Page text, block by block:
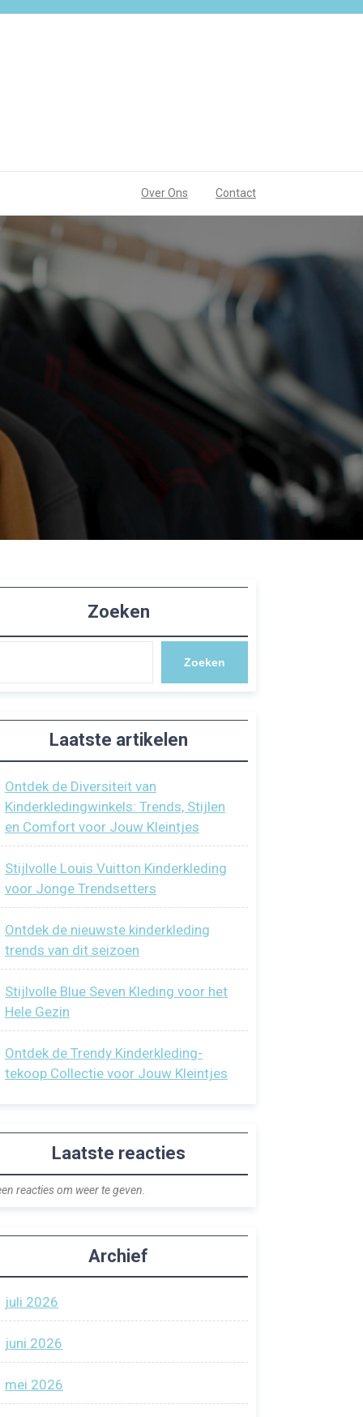
Over Ons Contact
Zoeken
Zoeken
Laatste artikelen
Ontdek de Diversiteit van
Kinderkledingwinkels: Trends, Stijlen
en Comfort voor Jouw Kleintjes
Stijlvolle Louis Vuitton Kinderkleding
voor Jonge Trendsetters
Ontdek de nieuwste kinderkleding
trends van dit seizoen
Stijlvolle Blue Seven Kleding voor het
Hele Gezin
Ontdek de Trendy Kinderkleding-
tekoop Collectie voor Jouw Kleintjes
Laatste reacties
reacties om weer te geven.
Archief
juli 2026
juni 2026
mei 2026